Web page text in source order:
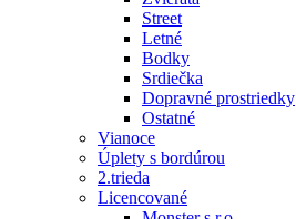
Street
Letné
Bodky
Srdiečka
Dopravné prostriedky
Ostatné
Vianoce
Úplety s bordúrou
2.trieda
Licencované